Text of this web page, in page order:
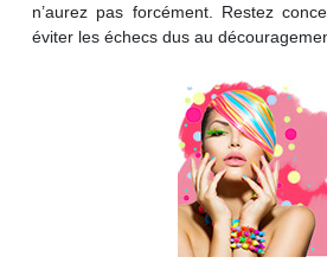
n’aurez pas forcément. Restez
éviter les échecs dus au